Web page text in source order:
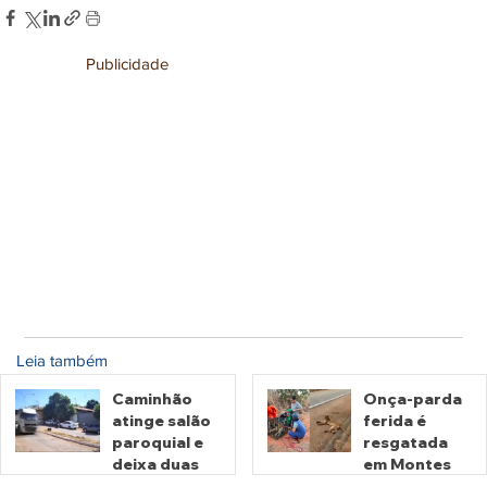
Publicidade
Leia também
Caminhão
atinge salão
paroquial e
deixa duas
Onça-parda
ferida é
resgatada
em Montes